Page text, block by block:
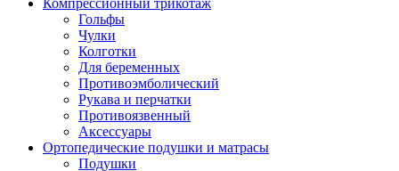
Гольфы
Чулки
Колготки
Для беременных
Противоэмболический
Рукава и перчатки
Противоязвенный
Аксессуары
Ортопедические подушки и матрасы
Подушки